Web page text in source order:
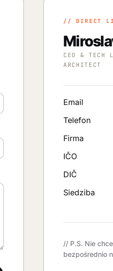
// DIRECT
CEO & TECH
ARCHITECT
Email
Telefon
Firma
IČO
DIČ
Siedziba
// P.S. Nie
bezpośrednio